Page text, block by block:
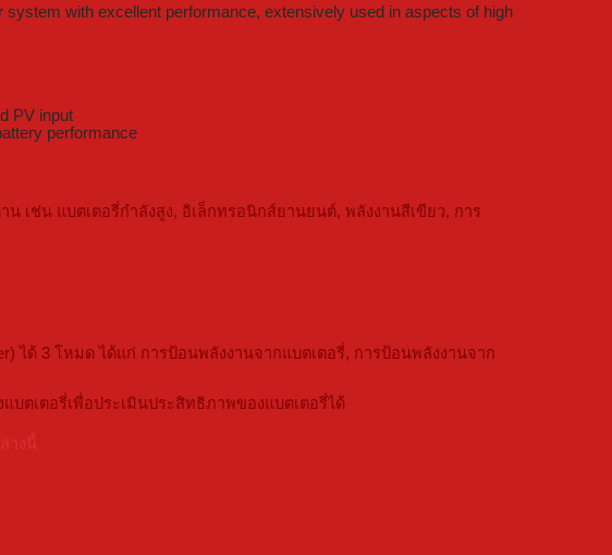
with excellent performance, extensively used in aspects of high
PV input
performance
เช่น แบตเตอรี่กำลังสูง, อิเล็กทรอนิกส์ยานยนต์, พลังงานสีเขียว, การ
ได้ 3 โหมด ได้แก่ การป้อนพลังงานจากแบตเตอรี่, การป้อนพลังงานจาก
บตเตอรี่เพื่อประเมินประสิทธิภาพของแบตเตอรี่ได้